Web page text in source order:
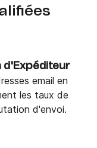
d'Expéditeur
email en
les taux de
d'envoi.